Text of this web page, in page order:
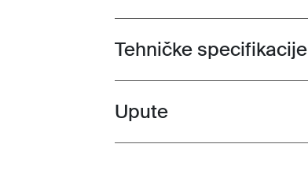
Toggle techspec
Tehničke specifikacije
Toggle guides and instructions
Upute